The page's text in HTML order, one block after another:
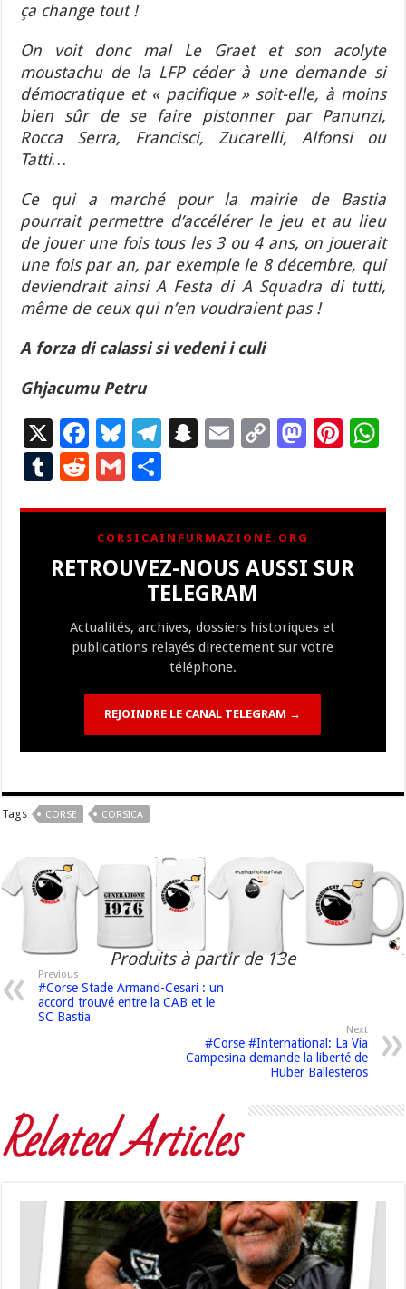
ça change tout !
On voit donc mal Le Graet et son acolyte
moustachu de la LFP céder à une demande si
démocratique et « pacifique » soit-elle, à moins
bien sûr de se faire pistonner par Panunzi,
Rocca Serra, Francisci, Zucarelli, Alfonsi ou
Tatti…
Ce qui a marché pour la mairie de Bastia
pourrait permettre d’accélérer le jeu et au lieu
de jouer une fois tous les 3 ou 4 ans, on jouerait
une fois par an, par exemple le 8 décembre, qui
deviendrait ainsi A Festa di A Squadra di tutti,
même de ceux qui n’en voudraient pas !
A forza di calassi si vedeni i culi
Ghjacumu Petru
X
F
ac
e
b
o
o
Bl
u
es
ky
T
gr
a
m
S
p
c
h
at
E
l
C
y
Li
n
M
d
n
Pi
es
T
bl
r
R
d
di
t
G
ai
l
ta
g
er
CORSICAINFURMAZIONE.ORG
RETROUVEZ-NOUS AUSSI SUR
TELEGRAM
Actualités, archives, dossiers historiques et
publications relayés directement sur votre
téléphone.
REJOINDRE LE CANAL TELEGRAM →
Tags CORSE CORSICA
Produits à partir de 13e
Previous
#Corse Stade Armand-Cesari : un
accord trouvé entre la CAB et le
SC Bastia
Next
#Corse #International: La Via
Campesina demande la liberté de
Huber Ballesteros
Related Articles